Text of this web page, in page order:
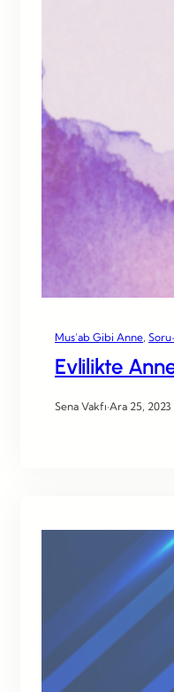
Mus’ab Gibi Anne
Evlilikte
Sena Vakfı·Ara 25, 2023